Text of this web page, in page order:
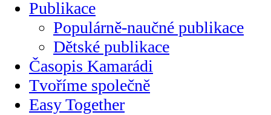
Publikace
Populárně-naučné publikace
Dětské publikace
Časopis Kamarádi
Tvoříme společně
Easy Together